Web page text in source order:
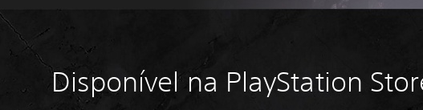
Disponível na PlayStation